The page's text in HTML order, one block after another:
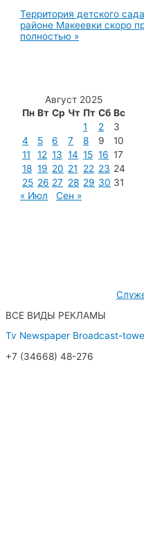
Территория детского
районе Макеевки скоро
полностью »
Август 2025
Пн Вт Ср Чт Пт Сб Вс
1
2
3
4
5 6 7 8 9
10
11
12 13 14 15 16 17
18 19 20 21 22 23 24
25 26 27 28 29 30 31
« Июл
Сен »
ВСЕ ВИДЫ РЕКЛАМЫ
Tv Newspaper Broadcast-
+7 (34668) 48-276